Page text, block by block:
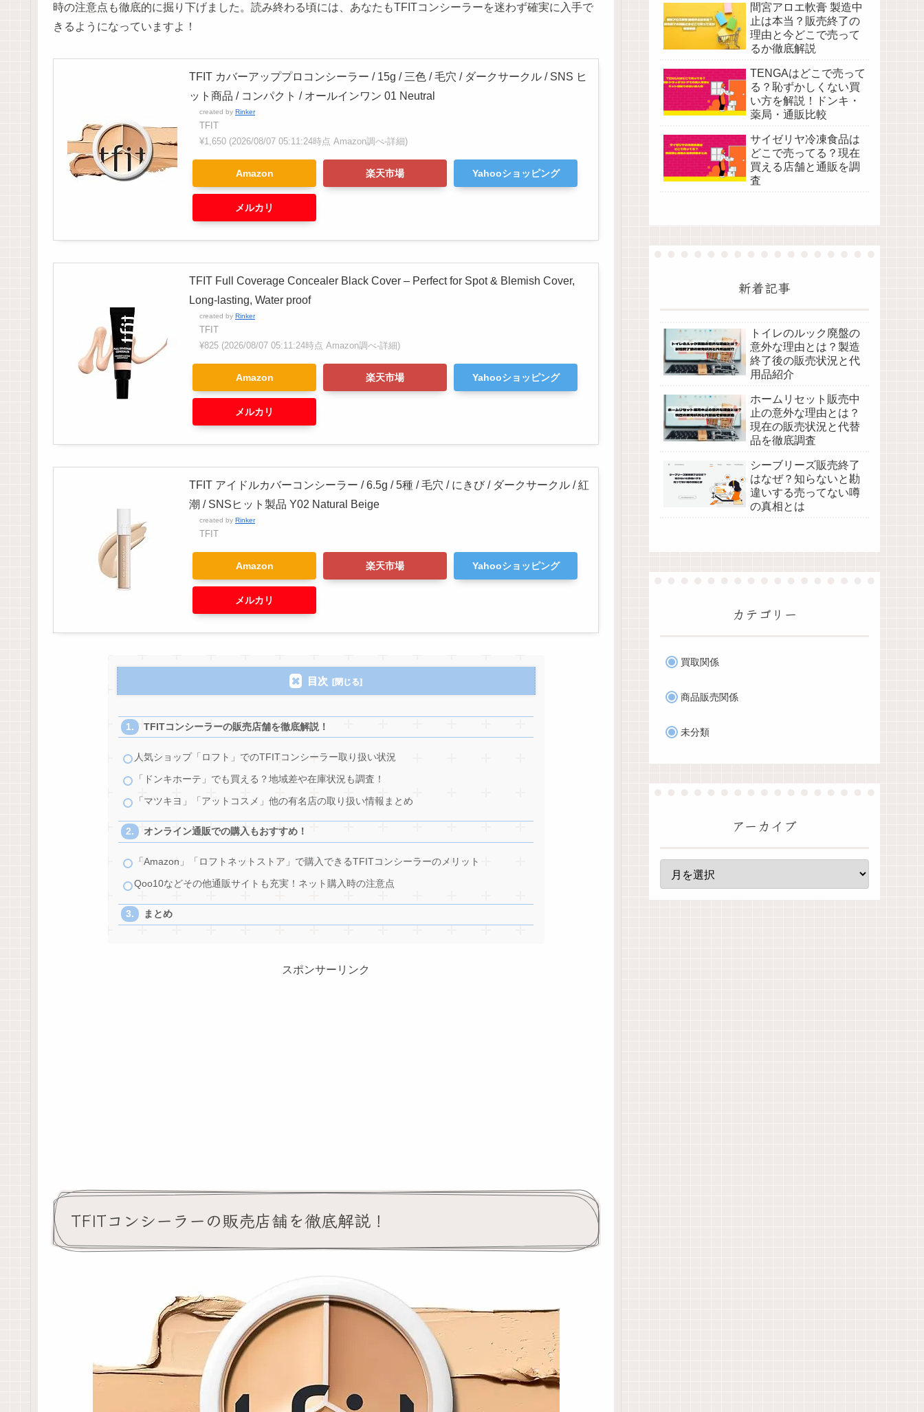
時の注意点も徹底的に掘り下げました。読み終わる頃には、あなたもTFITコンシーラーを迷わず確実に入手で
きるようになっていますよ！
TFIT カバーアッププロコンシーラー / 15g / 三色 / 毛穴 / ダークサークル / SNS ヒ
ット商品 / コンパクト / オールインワン 01 Neutral
created by Rinker
TFIT
¥1,650 (2026/08/07 05:11:24時点 Amazon調べ-詳細)
Amazon 楽天市場 Yahooショッピング
メルカリ
TFIT Full Coverage Concealer Black Cover – Perfect for Spot & Blemish Cover,
Long-lasting, Water proof
created by Rinker
TFIT
¥825 (2026/08/07 05:11:24時点 Amazon調べ-詳細)
Amazon 楽天市場 Yahooショッピング
メルカリ
TFIT アイドルカバーコンシーラー / 6.5g / 5種 / 毛穴 / にきび / ダークサークル / 紅
潮 / SNSヒット製品 Y02 Natural Beige
created by Rinker
TFIT
Amazon 楽天市場 Yahooショッピング
メルカリ
目次
TFITコンシーラーの販売店舗を徹底解説！
人気ショップ「ロフト」でのTFITコンシーラー取り扱い状況
「ドンキホーテ」でも買える？地域差や在庫状況も調査！
「マツキヨ」「アットコスメ」他の有名店の取り扱い情報まとめ
オンライン通販での購入もおすすめ！
「Amazon」「ロフトネットストア」で購入できるTFITコンシーラーのメリット
Qoo10などその他通販サイトも充実！ネット購入時の注意点
まとめ
スポンサーリンク
TFITコンシーラーの販売店舗を徹底解説！
間宮アロエ軟膏 製造中
止は本当？販売終了の
理由と今どこで売って
るか徹底解説
TENGAはどこで売って
る？恥ずかしくない買
い方を解説！ドンキ・
薬局・通販比較
サイゼリヤ冷凍食品は
どこで売ってる？現在
買える店舗と通販を調
査
新着記事
トイレのルック廃盤の
意外な理由とは？製造
終了後の販売状況と代
用品紹介
ホームリセット販売中
止の意外な理由とは？
現在の販売状況と代替
品を徹底調査
シーブリーズ販売終了
はなぜ？知らないと勘
違いする売ってない噂
の真相とは
カテゴリー
買取関係
商品販売関係
未分類
アーカイブ